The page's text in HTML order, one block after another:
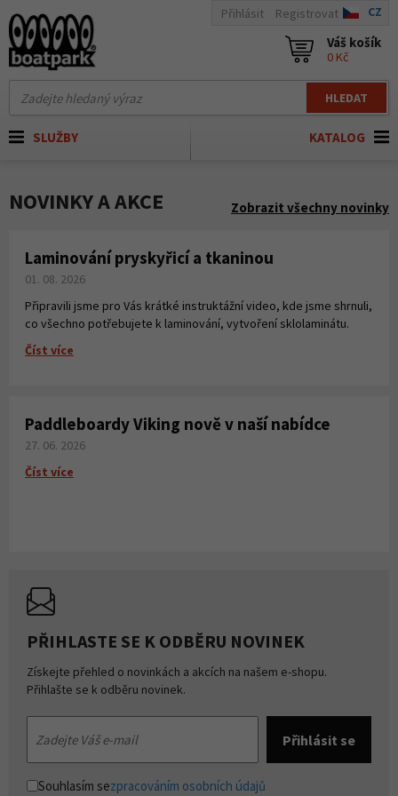
HLEDAT
Přihlásit Registrovat CZ
Váš košík
0 Kč
KATALOG
SLUŽBY
NOVINKY A AKCE Zobrazit všechny novinky
Laminování pryskyřicí a tkaninou
01. 08. 2026
Připravili jsme pro Vás krátké instruktážní video, kde jsme shrnuli,
co všechno potřebujete k laminování, vytvoření sklolaminátu.
Číst více
Paddleboardy Viking nově v naší nabídce
27. 06. 2026
Číst více
PŘIHLASTE SE K ODBĚRU NOVINEK
Získejte přehled o novinkách a akcích na našem e-shopu.
Přihlašte se k odběru novinek.
Souhlasím sezpracováním osobních údajů